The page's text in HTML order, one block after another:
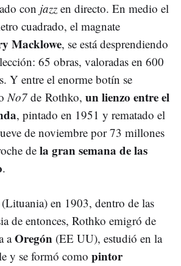
con jazz en directo. En medio el
cuadrado, el magnate
Macklowe, se está desprendiendo
65 obras, valoradas en 600
Y entre el enorme botín se
No7 de Rothko, un lienzo entre el
, pintado en 1951 y rematado el
de noviembre por 73 millones
de la gran semana de las
.
en 1903, dentro de las
de entonces, Rothko emigró de
aOregón (EE UU), estudió en la
y se formó como pintor